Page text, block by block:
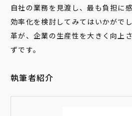
自社の業務を見渡し、最も負担に
効率化を検討してみてはいかがで
革が、企業の生産性を大きく向上
ずです。
執筆者紹介